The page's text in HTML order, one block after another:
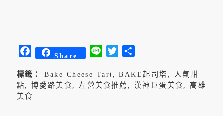
Facebook
Share
Line Twitter
標籤： Bake Cheese Tart ,BAKE起司塔 , 人氣甜
點, 博愛路美食,左營美食推薦 , 漢神巨蛋美食,高雄
美食